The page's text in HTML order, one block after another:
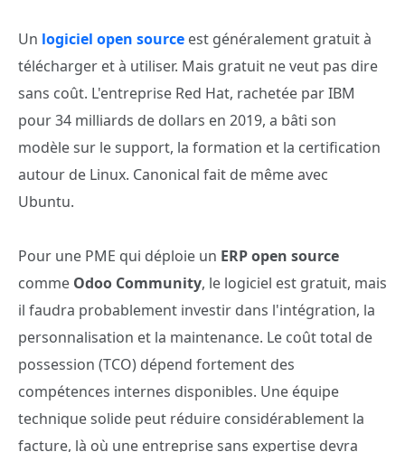
Un logiciel open source est généralement gratuit à
télécharger et à utiliser. Mais gratuit ne veut pas dire
sans coût. L'entreprise Red Hat, rachetée par IBM
pour 34 milliards de dollars en 2019, a bâti son
modèle sur le support, la formation et la certification
autour de Linux. Canonical fait de même avec
Ubuntu.
Pour une PME qui déploie un ERPopen source
comme Odoo Community, le logiciel est gratuit, mais
il faudra probablement investir dans l'intégration, la
personnalisation et la maintenance. Le coût total de
possession (TCO) dépend fortement des
compétences internes disponibles. Une équipe
technique solide peut réduire considérablement la
facture, là où une entreprise sans expertise devra